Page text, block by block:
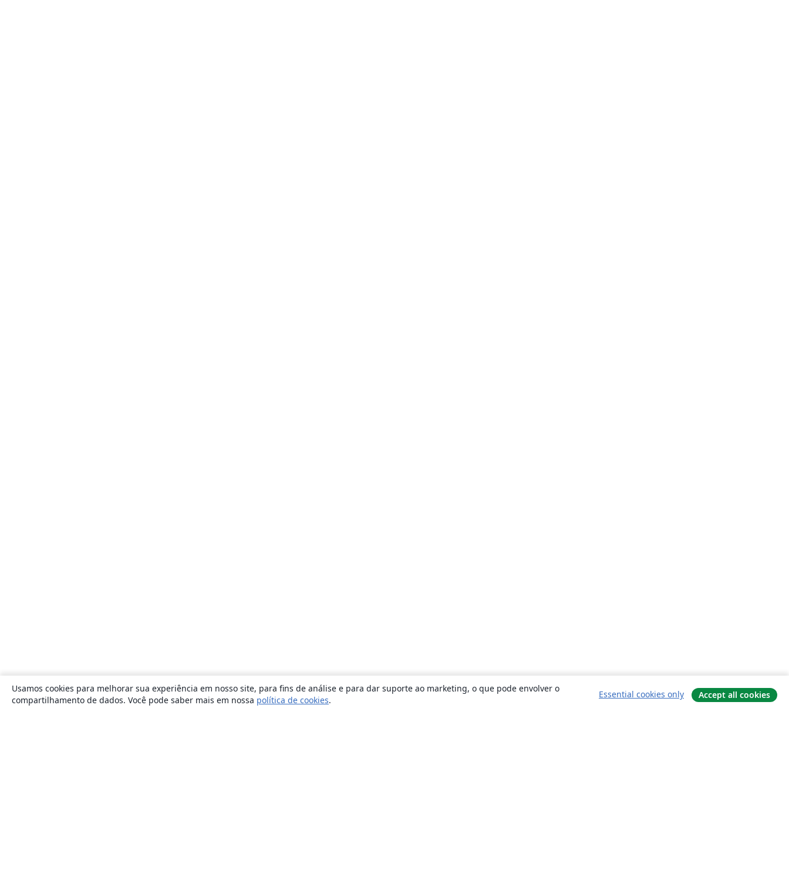
Usamos cookies para melhorar sua experiência em nosso site, para fins de análise e para dar suporte ao marketing, o que pode envolver o
compartilhamento de dados. Você pode saber mais em nossa política de cookies.
Essential cookies only Accept all cookies